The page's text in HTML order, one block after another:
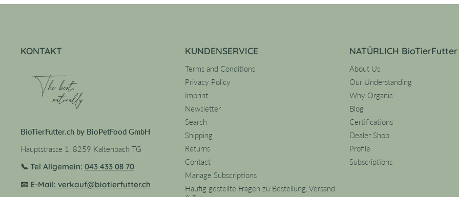
KONTAKT
BioTierFutter.ch by BioPetFood GmbH
Hauptstrasse 1, 8259 Kaltenbach TG
📞 Tel Allgemein: 043 433 08 70
📧 E-Mail: verkauf@biotierfutter.ch
KUNDENSERVICE
Terms and Conditions
Privacy Policy
Imprint
Newsletter
Search
Shipping
Returns
Contact
Manage Subscriptions
Häufig gestellte Fragen zu Bestellung, Versand
NATÜRLICH BioTierFutter
About Us
Our Understanding
Why Organic
Blog
Certifications
Dealer Shop
Profile
Subscriptions